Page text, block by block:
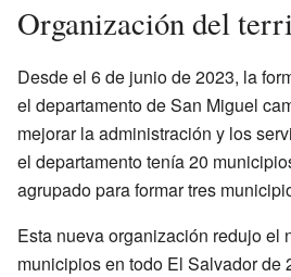
Organización del
Desde el 6 de junio de 2023, la
el departamento de San Miguel
mejorar la administración y los
el departamento tenía 20
agrupado para formar tres
Esta nueva organización redujo el
municipios en todo El Salvador de